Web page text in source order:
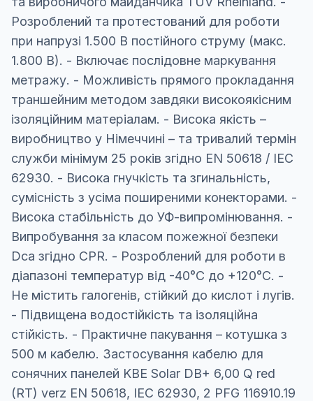
Розроблений та протестований для роботи
при напрузі 1.500 В постійного струму (макс.
1.800 В). - Включає послідовне маркування
метражу. - Можливість прямого прокладання
траншейним методом завдяки високоякісним
ізоляційним матеріалам. - Висока якість –
виробництво у Німеччині – та тривалий термін
служби мінімум 25 років згідно EN 50618 / IEC
62930. - Висока гнучкість та згинальність,
сумісність з усіма поширеними конекторами. -
Висока стабільність до УФ-випромінювання. -
Випробування за класом пожежної безпеки
Dca згідно CPR. - Розроблений для роботи в
діапазоні температур від -40°C до +120°C. -
Не містить галогенів, стійкий до кислот і лугів.
- Підвищена водостійкість та ізоляційна
стійкість. - Практичне пакування – котушка з
500 м кабелю. Застосування кабелю для
сонячних панелей KBE Solar DB+ 6,00 Q red
(RT) verz EN 50618, IEC 62930, 2 PFG 116910.19